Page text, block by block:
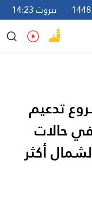
بيروت 14:23
Ar
En Fr Es
تدعيم
حالات
أكثر